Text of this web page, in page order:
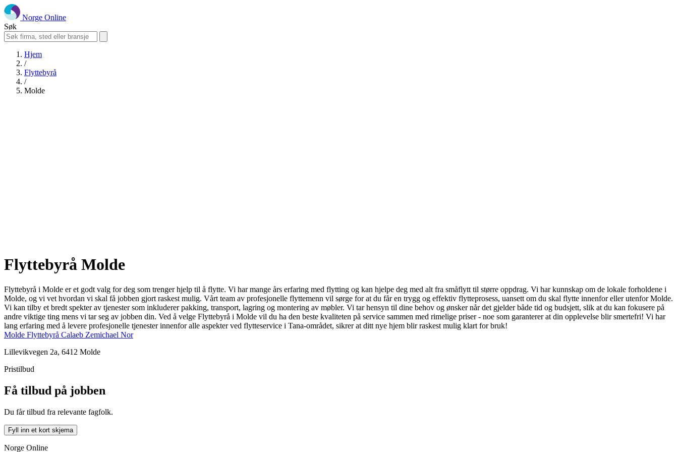
Norge Online
Søk
Hjem
/
Flyttebyrå
/
Molde
Flyttebyrå Molde
Flyttebyrå i Molde er et godt valg for deg som trenger hjelp til å flytte. Vi har mange års erfaring med flytting og kan hjelpe deg med alt fra småflytt til større oppdrag. Vi har kunnskap om de lokale forholdene i
Molde, og vi vet hvordan vi skal få jobben gjort raskest mulig. Vårt team av profesjonelle flyttemenn vil sørge for at du får en trygg og effektiv flytteprosess, uansett om du skal flytte innenfor eller utenfor Molde.
Vi kan tilby et bredt spekter av tjenester som inkluderer pakking, transport, lagring og montering av møbler. Vi tar hensyn til dine behov og ønsker når det gjelder både tid og budsjett, slik at du kan fokusere på
andre viktige ting mens vi tar seg av jobben din. Ved å velge Flyttebyrå i Molde vil du ha den beste kvaliteten på service sammen med rimelige priser - noe som garanterer at din opplevelse blir smertefri! Vi har
lang erfaring med å levere profesjonelle tjenester innenfor alle aspekter ved flytteservice i Tana-området, sikrer at ditt nye hjem blir raskest mulig klart for bruk!
Molde Flyttebyrå Calaeb Zemichael Nor
Lillevikvegen 2a, 6412 Molde
Pristilbud
Få tilbud på jobben
Du får tilbud fra relevante fagfolk.
Fyll inn et kort skjema
Norge Online